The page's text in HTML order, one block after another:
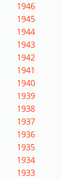
1946
1945
1944
1943
1942
1941
1940
1939
1938
1937
1936
1935
1934
1933